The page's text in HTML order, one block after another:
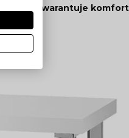
gwarantuje komfort